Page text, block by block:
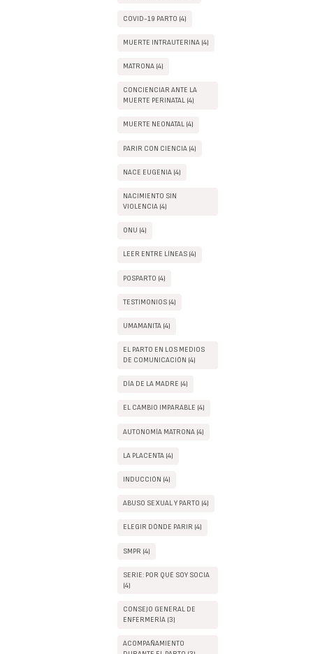
COVID-19 PARTO (4)
MUERTE INTRAUTERINA (4)
MATRONA (4)
CONCIENCIAR ANTE LA
MUERTE PERINATAL (4)
MUERTE NEONATAL (4)
PARIR CON CIENCIA (4)
NACE EUGENIA (4)
NACIMIENTO SIN
VIOLENCIA (4)
ONU (4)
LEER ENTRE LÍNEAS (4)
POSPARTO (4)
TESTIMONIOS (4)
UMAMANITA (4)
EL PARTO EN LOS MEDIOS
DE COMUNICACIÓN (4)
DÍA DE LA MADRE (4)
EL CAMBIO IMPARABLE (4)
AUTONOMÍA MATRONA (4)
LA PLACENTA (4)
INDUCCIÓN (4)
ABUSO SEXUAL Y PARTO (4)
ELEGIR DÓNDE PARIR (4)
SMPR (4)
SERIE: POR QUÉ SOY SOCIA
(4)
CONSEJO GENERAL DE
ENFERMERÍA (3)
ACOMPAÑAMIENTO